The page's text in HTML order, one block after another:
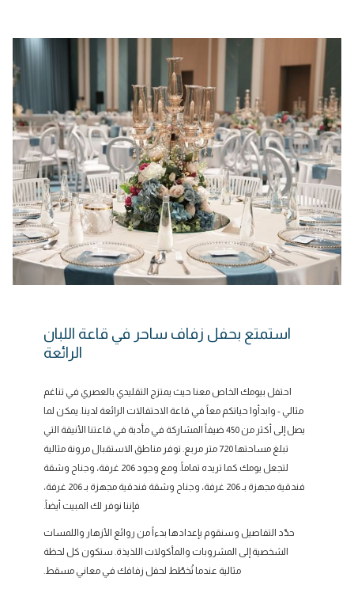
استمتع بحفل زفاف ساحر في قاعة اللبان
الرائعة
احتفل بيومك الخاص معنا حيث يمتزج التقليدي بالعصري في تناغم
مثالي - وابدأوا حياتكم معاً في قاعة الاحتفالات الرائعة لدينا. يمكن لما
يصل إلى أكثر من 450 ضيفاً المشاركة في مأدبة في قاعتنا الأنيقة التي
تبلغ مساحتها 720 متر مربع. توفر مناطق الاستقبال مرونة مثالية
لتجعل يومك كما تريده تماماً. ومع وجود 206 غرفة، وجناح وشقة
فندقية مجهزة بـ 206 غرفة، وجناح وشقة فندقية مجهزة بـ 206 غرفة،
فإننا نوفر لك المبيت أيضاً.
حدّد التفاصيل وسنقوم بإعدادها بدءاً من روائع الأزهار واللمسات
الشخصية إلى المشروبات والمأكولات اللذيذة. ستكون كل لحظة
مثالية عندما تُخطّط لحفل زفافك في معاني مسقط.